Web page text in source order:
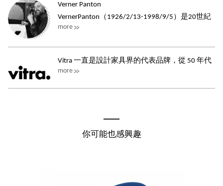
Verner Panton
VernerPanton（1926/2/13-1998/9/5）是20世紀
丹麥家具與...
more
Vitra 一直是設計家具界的代表品牌，從 50 年代
至今，在工業設計發展脈絡裡，它...
more
你可能也感興趣